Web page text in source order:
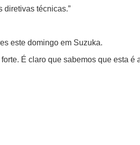
diretivas técnicas.”
este domingo em Suzuka.
É claro que sabemos que esta é